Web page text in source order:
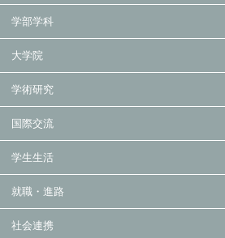
学部学科
大学院
学術研究
国際交流
学生生活
就職・進路
社会連携